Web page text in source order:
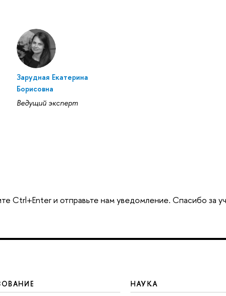
Зарудная Екатерина
Борисовна
Ведущий эксперт
Ctrl+Enter и отправьте нам уведомление. Спасибо за
НАУКА